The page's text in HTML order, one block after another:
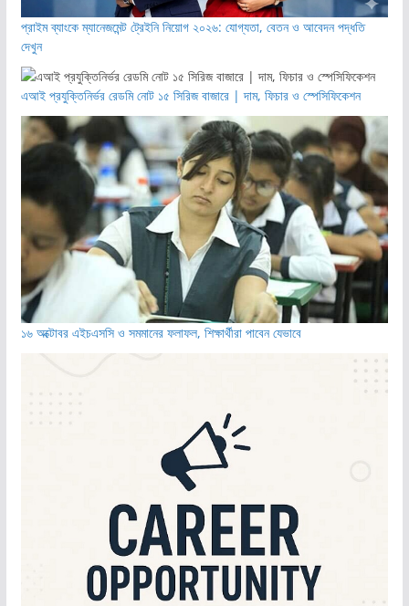
প্রাইম ব্যাংকে ম্যানেজমেন্ট ট্রেইনি নিয়োগ ২০২৬: যোগ্যতা, বেতন ও আবেদন পদ্ধতি
দেখুন
এআই প্রযুক্তিনির্ভর রেডমি নোট ১৫ সিরিজ বাজারে | দাম, ফিচার ও স্পেসিফিকেশন
১৬ অক্টোবর এইচএসসি ও সমমানের ফলাফল, শিক্ষার্থীরা পাবেন যেভাবে